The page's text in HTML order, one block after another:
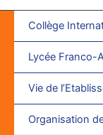
Collège
Lycée Franco-
Vie de
Organisation